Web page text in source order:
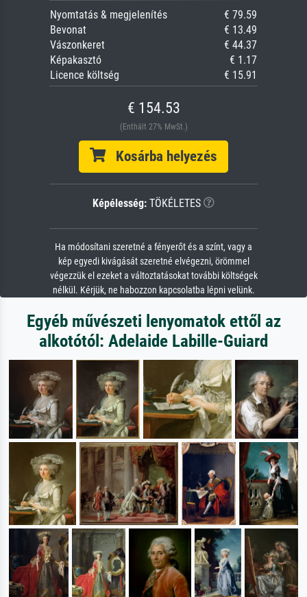
Nyomtatás & megjelenítés
€ 79.59
Bevonat
€ 13.49
Vászonkeret
€ 44.37
Képakasztó
€ 1.17
Licence költség
€ 15.91
€ 154.53
(Enthält 27% MwSt.)
Kosárba helyezés
Képélesség: TÖKÉLETES
Ha módosítani szeretné a fényerőt és a színt, vagy a
kép egyedi kivágását szeretné elvégezni, örömmel
végezzük el ezeket a változtatásokat további költségek
nélkül. Kérjük, ne habozzon kapcsolatba lépni velünk.
Egyéb művészeti lenyomatok ettől az
alkotótól: Adelaide Labille-Guiard